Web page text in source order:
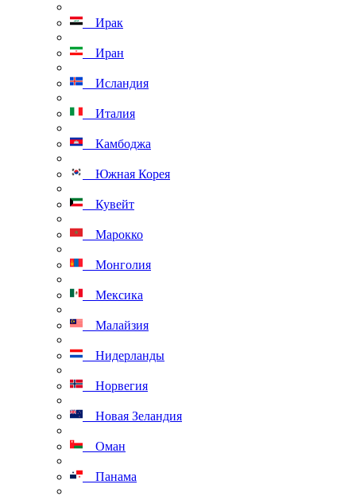
Ирак
Иран
Исландия
Италия
Камбоджа
Южная Корея
Кувейт
Марокко
Монголия
Мексика
Малайзия
Нидерланды
Норвегия
Новая Зеландия
Оман
Панама